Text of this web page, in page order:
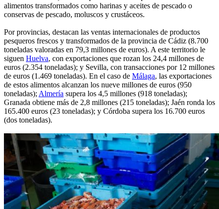
alimentos transformados como harinas y aceites de pescado o
conservas de pescado, moluscos y crustáceos.
Por provincias, destacan las ventas internacionales de productos
pesqueros frescos y transformados de la provincia de Cádiz (8.700
toneladas valoradas en 79,3 millones de euros). A este territorio le
siguen Huelva, con exportaciones que rozan los 24,4 millones de
euros (2.354 toneladas); y Sevilla, con transacciones por 12 millones
de euros (1.469 toneladas). En el caso de Málaga, las exportaciones
de estos alimentos alcanzan los nueve millones de euros (950
toneladas); Almería supera los 4,5 millones (918 toneladas);
Granada obtiene más de 2,8 millones (215 toneladas); Jaén ronda los
165.400 euros (23 toneladas); y Córdoba supera los 16.700 euros
(dos toneladas).